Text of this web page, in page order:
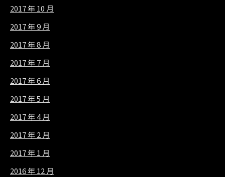
2017 年 10 月
2017 年 9 月
2017 年 8 月
2017 年 7 月
2017 年 6 月
2017 年 5 月
2017 年 4 月
2017 年 2 月
2017 年 1 月
2016 年 12 月